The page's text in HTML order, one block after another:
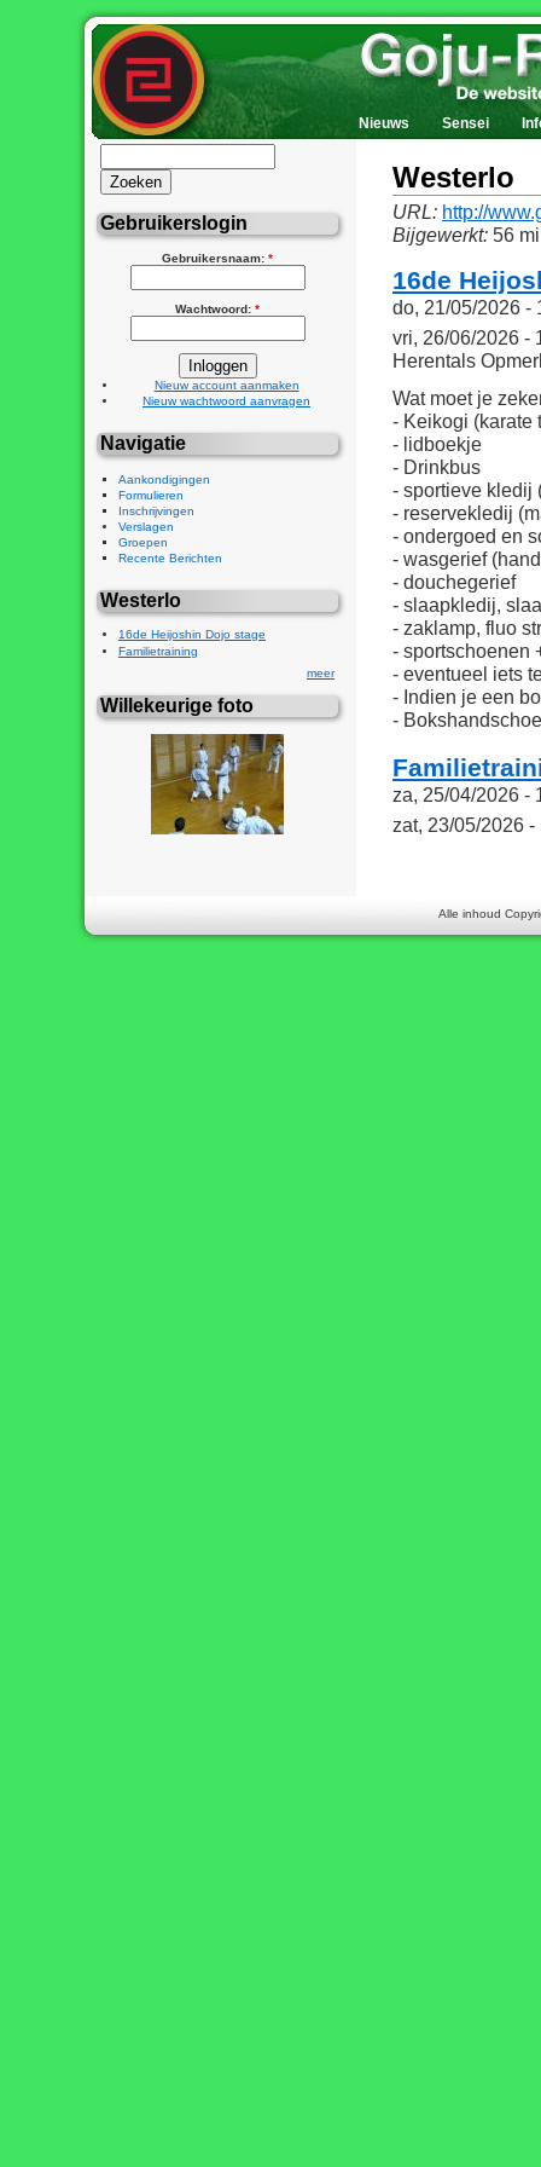
Nieuws Sensei
Gebruikerslogin
Gebruikersnaam: *
Wachtwoord: *
Nieuw account aanmaken
Nieuw wachtwoord aanvragen
Navigatie
Aankondigingen
Formulieren
Inschrijvingen
Verslagen
Groepen
Recente Berichten
Westerlo
16de Heijoshin Dojo stage
Familietraining
meer
Willekeurige foto
Westerlo
URL: http://
Bijgewerkt: 56
16de
do, 21/05/2026 -
vri, 26/06/2026 -
Herentals
Wat moet je
- Keikogi (karate
- lidboekje
- Drinkbus
- sportieve kledij
- reservekledij
- ondergoed en
- wasgerief
- douchegerief
- slaapkledij,
- zaklamp, fluo
- sportschoenen
- eventueel iets
- Indien je een
-
za, 25/04/2026 -
zat, 23/05/2026 -
Alle inhoud